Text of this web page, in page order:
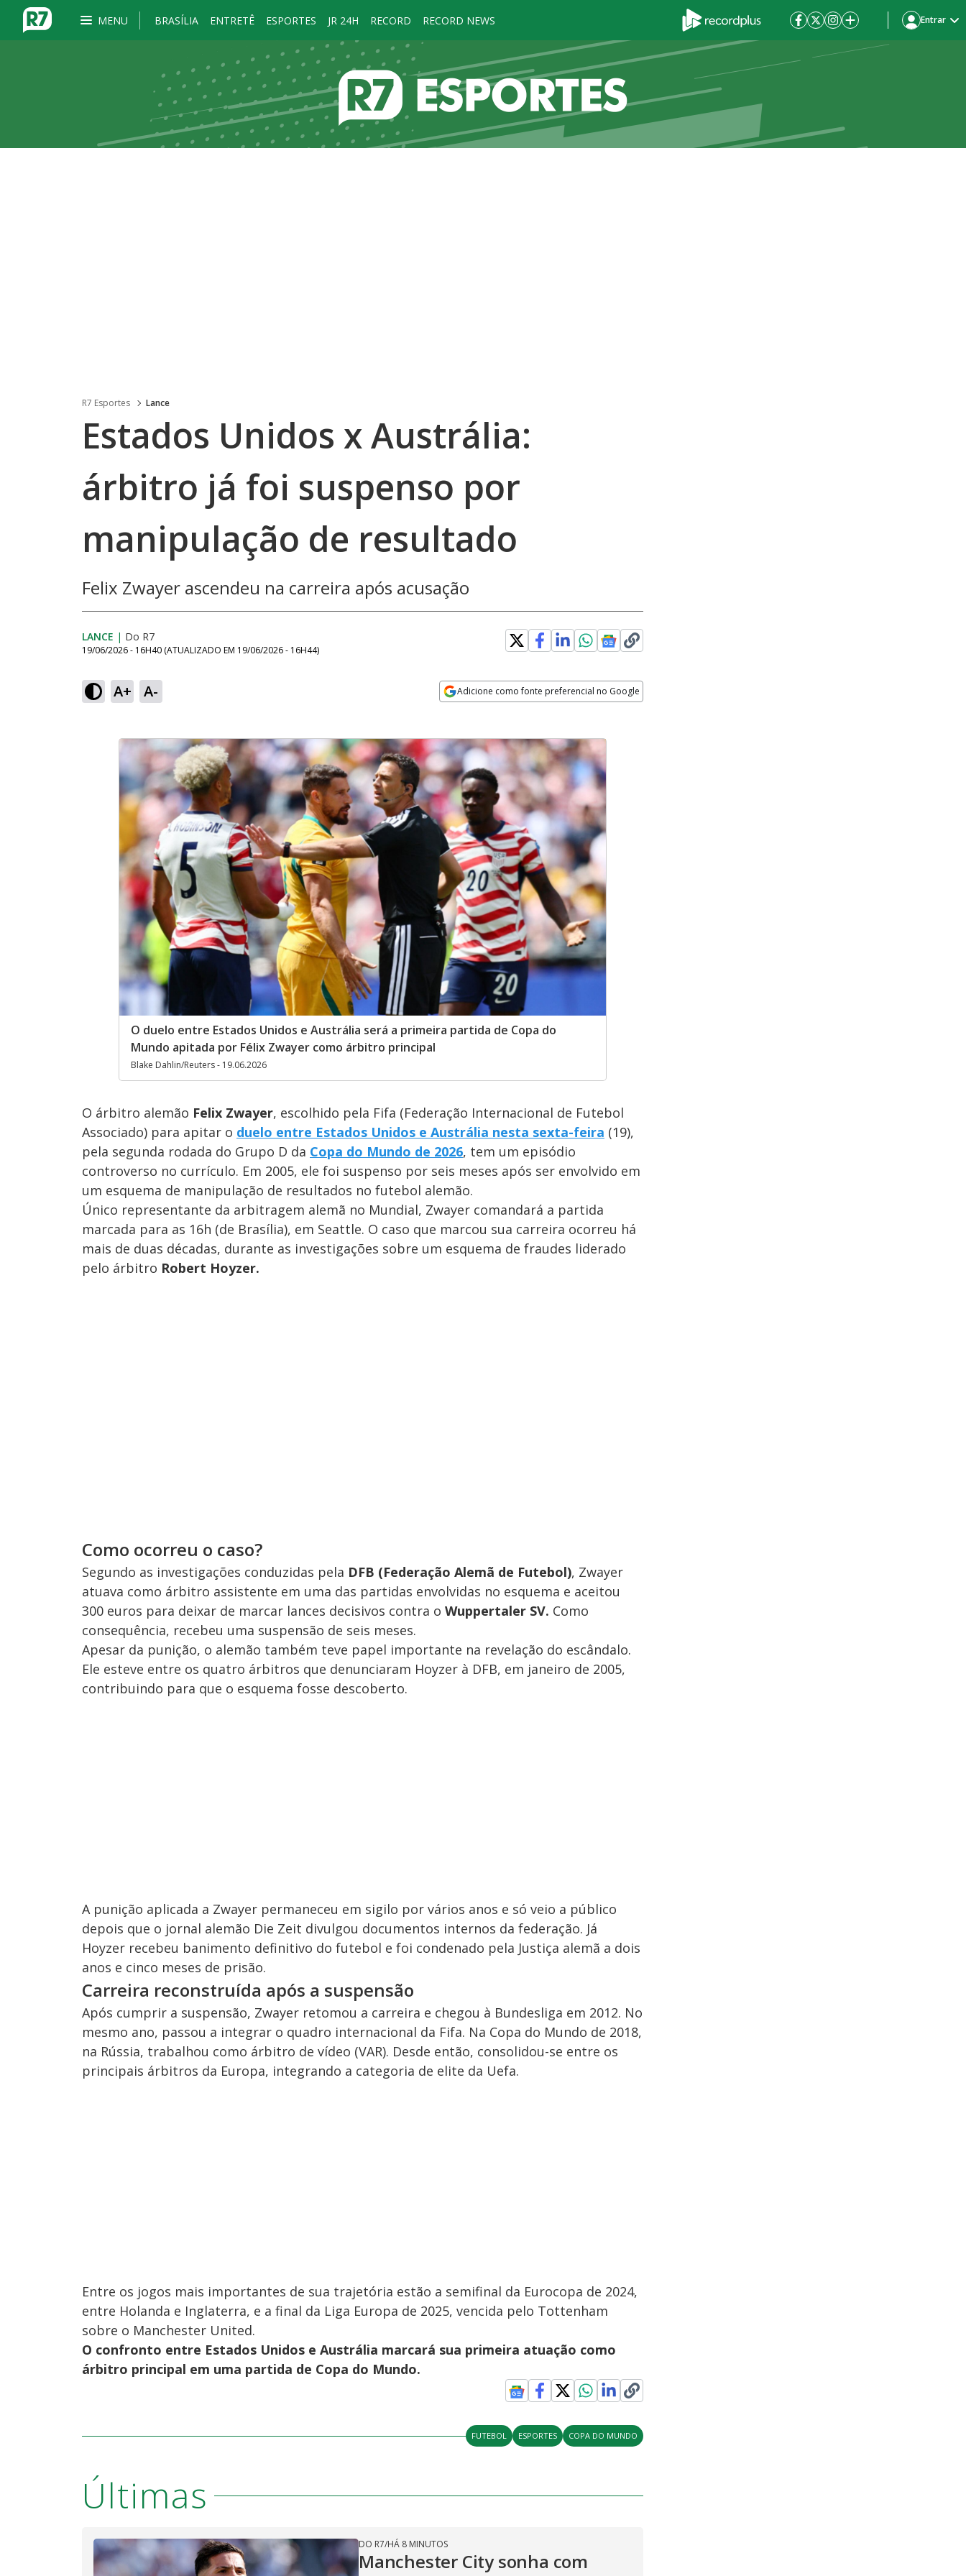
MENU BRASÍLIA ENTRETÊ ESPORTES JR 24H RECORD RECORD NEWS Entrar
R7 Esportes Lance
Estados Unidos x Austrália:
árbitro já foi suspenso por
manipulação de resultado
Felix Zwayer ascendeu na carreira após acusação
LANCE | Do R7
19/06/2026 - 16H40 (ATUALIZADO EM 19/06/2026 - 16H44)
A+ A- Adicione como fonte preferencial no Google
O duelo entre Estados Unidos e Austrália será a primeira partida de Copa do
Mundo apitada por Félix Zwayer como árbitro principal
Blake Dahlin/Reuters - 19.06.2026
O árbitro alemão Felix Zwayer, escolhido pela Fifa (Federação Internacional de Futebol
Associado) para apitar o duelo entre Estados Unidos e Austrália nesta sexta-feira (19),
pela segunda rodada do Grupo D da Copa do Mundo de 2026, tem um episódio
controverso no currículo. Em 2005, ele foi suspenso por seis meses após ser envolvido em
um esquema de manipulação de resultados no futebol alemão.
Único representante da arbitragem alemã no Mundial, Zwayer comandará a partida
marcada para as 16h (de Brasília), em Seattle. O caso que marcou sua carreira ocorreu há
mais de duas décadas, durante as investigações sobre um esquema de fraudes liderado
pelo árbitro Robert Hoyzer.
Como ocorreu o caso?
Segundo as investigações conduzidas pela DFB (Federação Alemã de Futebol), Zwayer
atuava como árbitro assistente em uma das partidas envolvidas no esquema e aceitou
300 euros para deixar de marcar lances decisivos contra o Wuppertaler SV. Como
consequência, recebeu uma suspensão de seis meses.
Apesar da punição, o alemão também teve papel importante na revelação do escândalo.
Ele esteve entre os quatro árbitros que denunciaram Hoyzer à DFB, em janeiro de 2005,
contribuindo para que o esquema fosse descoberto.
A punição aplicada a Zwayer permaneceu em sigilo por vários anos e só veio a público
depois que o jornal alemão Die Zeit divulgou documentos internos da federação. Já
Hoyzer recebeu banimento definitivo do futebol e foi condenado pela Justiça alemã a dois
anos e cinco meses de prisão.
Carreira reconstruída após a suspensão
Após cumprir a suspensão, Zwayer retomou a carreira e chegou à Bundesliga em 2012. No
mesmo ano, passou a integrar o quadro internacional da Fifa. Na Copa do Mundo de 2018,
na Rússia, trabalhou como árbitro de vídeo (VAR). Desde então, consolidou-se entre os
principais árbitros da Europa, integrando a categoria de elite da Uefa.
Entre os jogos mais importantes de sua trajetória estão a semifinal da Eurocopa de 2024,
entre Holanda e Inglaterra, e a final da Liga Europa de 2025, vencida pelo Tottenham
sobre o Manchester United.
O confronto entre Estados Unidos e Austrália marcará sua primeira atuação como
árbitro principal em uma partida de Copa do Mundo.
FUTEBOL ESPORTES COPA DO MUNDO
Últimas
DO R7/HÁ 8 MINUTOS
Manchester City sonha com